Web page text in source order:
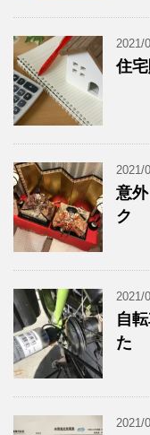
2021/
住
2021/
意
ク
2021/
自
た
2021/